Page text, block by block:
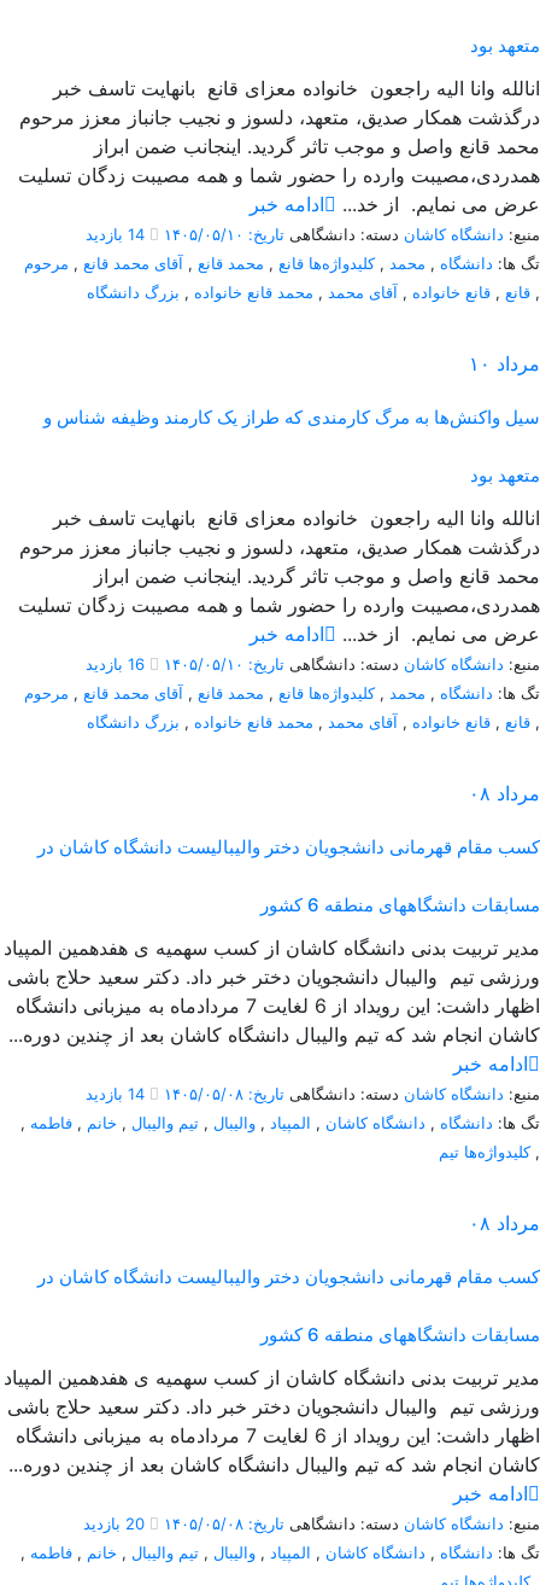
متعهد بود
انالله وانا الیه راجعون خانواده معزای قانع بانهایت تاسف خبر
درگذشت همکار صدیق، متعهد، دلسوز و نجیب جانباز معزز مرحوم
محمد قانع واصل و موجب تاثر گردید. اینجانب ضمن ابراز
همدردی،مصیبت وارده را حضور شما و همه مصیبت زدگان تسلیت
عرض می نمایم. از خد...
ادامه خبر
منبع: دانشگاه کاشان دسته: دانشگاهی تاریخ: ۱۴۰۵/۰۵/۱۰
تگ ها: دانشگاه , محمد ,کلیدواژه‌ها قانع , محمد قانع , آقای محمد قانع , مرحوم
قانع , قانع خانواده , آقای محمد , محمد قانع خانواده , بزرگ دانشگاه ,
۱۰ مرداد
سیل واکنش‌ها به مرگ کارمندی که طراز یک کارمند وظیفه شناس و
متعهد بود
انالله وانا الیه راجعون خانواده معزای قانع بانهایت تاسف خبر
درگذشت همکار صدیق، متعهد، دلسوز و نجیب جانباز معزز مرحوم
محمد قانع واصل و موجب تاثر گردید. اینجانب ضمن ابراز
همدردی،مصیبت وارده را حضور شما و همه مصیبت زدگان تسلیت
عرض می نمایم. از خد...
ادامه خبر
منبع: دانشگاه کاشان دسته: دانشگاهی تاریخ: ۱۴۰۵/۰۵/۱۰
تگ ها: دانشگاه , محمد ,کلیدواژه‌ها قانع , محمد قانع , آقای محمد قانع , مرحوم
قانع , قانع خانواده , آقای محمد , محمد قانع خانواده , بزرگ دانشگاه ,
۰۸ مرداد
کسب مقام قهرمانی دانشجویان دختر والیبالیست دانشگاه کاشان در
مسابقات دانشگاههای منطقه 6 کشور
مدیر تربیت بدنی دانشگاه کاشان از کسب سهمیه ی هفدهمین المپیاد
ورزشی تیم والیبال دانشجویان دختر خبر داد. دکتر سعید حلاج باشی
اظهار داشت: این رویداد از 6 لغایت 7 مردادماه به میزبانی دانشگاه
کاشان انجام شد که تیم والیبال دانشگاه کاشان بعد از چندین دوره...
ادامه خبر
منبع: دانشگاه کاشان دسته: دانشگاهی تاریخ: ۱۴۰۵/۰۵/۰۸
تگ ها: دانشگاه , دانشگاه کاشان , المپیاد , والیبال , تیم والیبال , خانم , فاطمه ,
کلیدواژه‌ها تیم,
۰۸ مرداد
کسب مقام قهرمانی دانشجویان دختر والیبالیست دانشگاه کاشان در
مسابقات دانشگاههای منطقه 6 کشور
مدیر تربیت بدنی دانشگاه کاشان از کسب سهمیه ی هفدهمین المپیاد
ورزشی تیم والیبال دانشجویان دختر خبر داد. دکتر سعید حلاج باشی
اظهار داشت: این رویداد از 6 لغایت 7 مردادماه به میزبانی دانشگاه
کاشان انجام شد که تیم والیبال دانشگاه کاشان بعد از چندین دوره...
ادامه خبر
منبع: دانشگاه کاشان دسته: دانشگاهی تاریخ: ۱۴۰۵/۰۵/۰۸
تگ ها: دانشگاه , دانشگاه کاشان , المپیاد , والیبال , تیم والیبال , خانم , فاطمه ,